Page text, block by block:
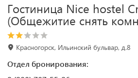
Гостиница Nice hostel
(Общежитие снять
Красногорск, Ильинский бульвар, д.8
Отдел бронирования: